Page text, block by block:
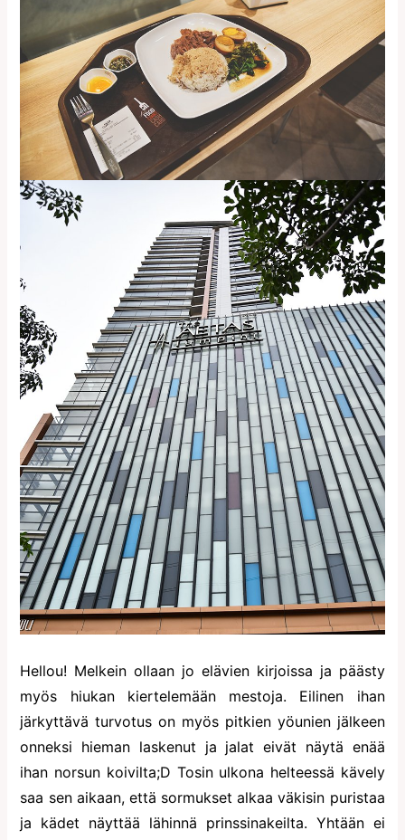
Hellou! Melkein ollaan jo elävien kirjoissa ja päästy
myös hiukan kiertelemään mestoja. Eilinen ihan
järkyttävä turvotus on myös pitkien yöunien jälkeen
onneksi hieman laskenut ja jalat eivät näytä enää
ihan norsun koivilta;D Tosin ulkona helteessä kävely
saa sen aikaan, että sormukset alkaa väkisin puristaa
ja kädet näyttää lähinnä prinssinakeilta. Yhtään ei